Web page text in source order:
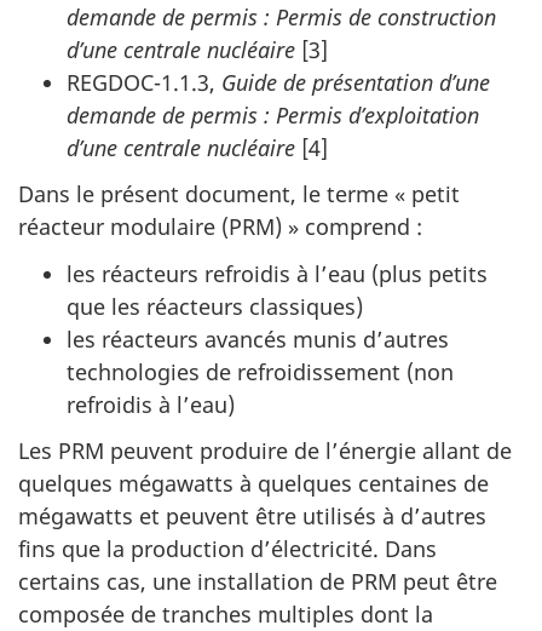
demande de permis : Permis de construction
d’une centrale nucléaire [3]
REGDOC-1.1.3, Guide de présentation d’une
demande de permis : Permis d’exploitation
d’une centrale nucléaire [4]
Dans le présent document, le terme « petit
réacteur modulaire (PRM) » comprend :
les réacteurs refroidis à l’eau (plus petits
que les réacteurs classiques)
les réacteurs avancés munis d’autres
technologies de refroidissement (non
refroidis à l’eau)
Les PRM peuvent produire de l’énergie allant de
quelques mégawatts à quelques centaines de
mégawatts et peuvent être utilisés à d’autres
fins que la production d’électricité. Dans
certains cas, une installation de PRM peut être
composée de tranches multiples dont la